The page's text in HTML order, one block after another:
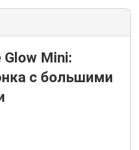
Glow Mini:
с большими